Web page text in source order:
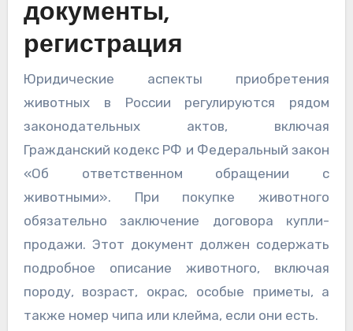
документы,
регистрация
Юридические аспекты приобретения
животных в России регулируются рядом
законодательных актов, включая
Гражданский кодекс РФ и Федеральный закон
«Об ответственном обращении с
животными». При покупке животного
обязательно заключение договора купли-
продажи. Этот документ должен содержать
подробное описание животного, включая
породу, возраст, окрас, особые приметы, а
также номер чипа или клейма, если они есть.